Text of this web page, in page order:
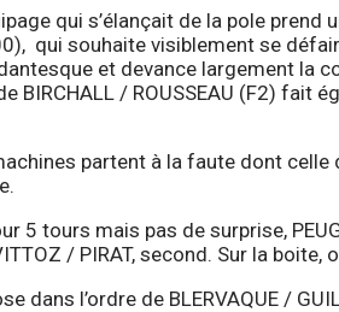
qui s’élançait de la pole
qui souhaite visiblement se
et devance largement la
BIRCHALL / ROUSSEAU (F2) fait
partent à la faute dont celle
5 tours mais pas de surprise,
/ PIRAT, second. Sur la boite,
dans l’ordre de BLERVAQUE /